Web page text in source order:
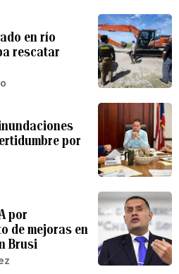
en río
rescatar
por
por
de mejoras en
Brusi